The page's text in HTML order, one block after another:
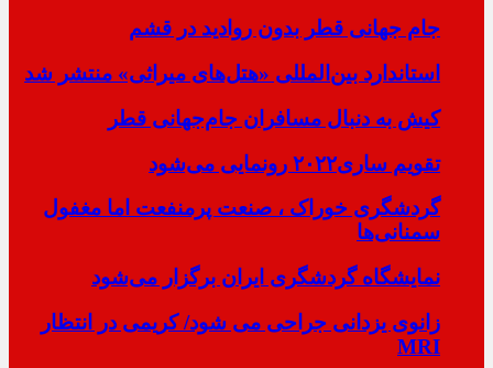
جام جهانی قطر بدون روادید در قشم
استاندارد بین‌المللی «هتل‌های میراثی» منتشر شد
کیش به دنبال مسافران جام‌جهانی قطر
تقویم ساری۲۰۲۲ رونمایی می‌شود
گردشگری خوراک ، صنعت پرمنفعت اما مغفول
سمنانی‌ها
نمایشگاه گردشگری ایران برگزار می‌شود
زانوی یزدانی جراحی می شود/ کریمی در انتظار
MRI